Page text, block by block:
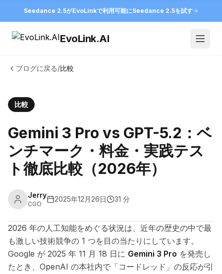
Seedance 2.5がEvoLinkで利用可能にSeedance 2.5を試す
EvoLink.AI
ブログに戻る/比較
比較
Gemini 3 Pro vs GPT-5.2：ベ
ンチマーク・料金・実践テス
ト徹底比較（2026年）
Jerry
CGO
2025年12月26日 31 分
2026 年の人工知能をめぐる状況は、近年の歴史の中で最
も激しい技術競争の 1 つを目の当たりにしています。
Google が 2025 年 11 月 18 日に Gemini 3 Pro を発売し
たとき、OpenAI の本社内で「コードレッド」の反応が引